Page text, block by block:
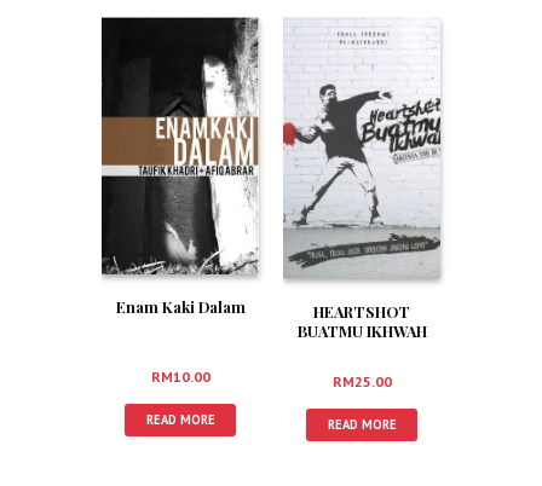
Enam Kaki Dalam
RM10.00
READ MORE
HEARTSHOT
BUATMU IKHWAH
RM25.00
READ MORE